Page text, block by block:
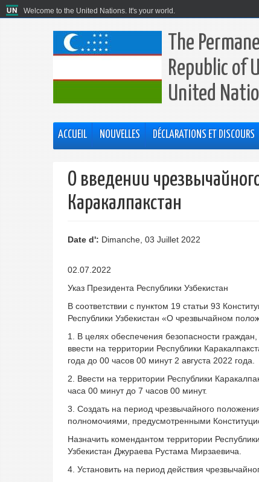
Welcome to the United Nations. It's your world.
The
Republic of
United
ACCUEIL NOUVELLES DÉCLARATIONS ET DISCOURS
О введении
Каракалпакстан
Date d': Dimanche, 03 Juillet 2022
02.07.2022
Указ Президента Республики Узбекистан
В соответствии с пунктом 19 статьи 93
Республики Узбекистан «О чрезвычайном
1. В целях обеспечения безопасности
ввести на территории Республики
года до 00 часов 00 минут 2 августа 2022 года.
2. Ввести на территории Республики
часа 00 минут до 7 часов 00 минут.
3. Создать на период чрезвычайного
полномочиями, предусмотренными
Назначить комендантом территории
Узбекистан Джураева Рустама Мирзаевича.
4. Установить на период действия